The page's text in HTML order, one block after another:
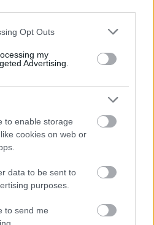
app uses one or more Google
behaviour. You may click to
and its third-party tags to
purposes in below Google
Opt Outs
my
Advertising.
to enable storage
cookies on web or
data to be sent to
purposes.
to send me
34. praznik šoferjev in
energije za regeneracijo
za urejanje trate
Most na Soči